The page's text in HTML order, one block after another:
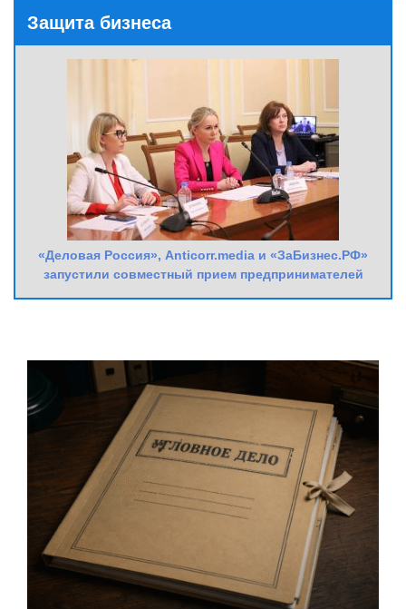
Защита бизнеса
«Деловая Россия», Anticorr.media и «ЗаБизнес.РФ»
запустили совместный прием предпринимателей